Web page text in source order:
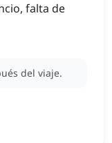
falta de
del viaje.